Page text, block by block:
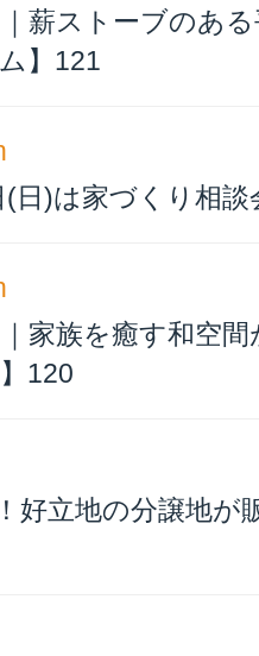
薪ストーブのあ
】121
日)は家づくり相談
家族を癒す和空
120
好立地の分譲地が